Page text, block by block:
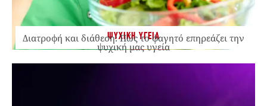
ΨΥΧΙΚΗ ΥΓΕΙΑ
Διατροφή και διάθεση: Πώς το φαγητό επηρεάζει την
ψυχική μας υγεία